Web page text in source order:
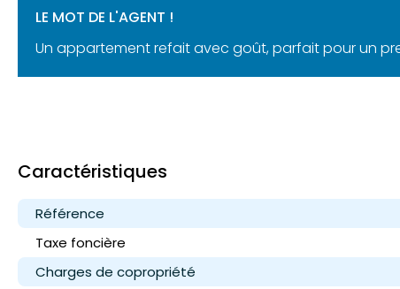
LE MOT DE L'AGENT !
Un appartement refait avec goût, parfait pour un
Caractéristiques
Référence
Taxe foncière
Charges de copropriété